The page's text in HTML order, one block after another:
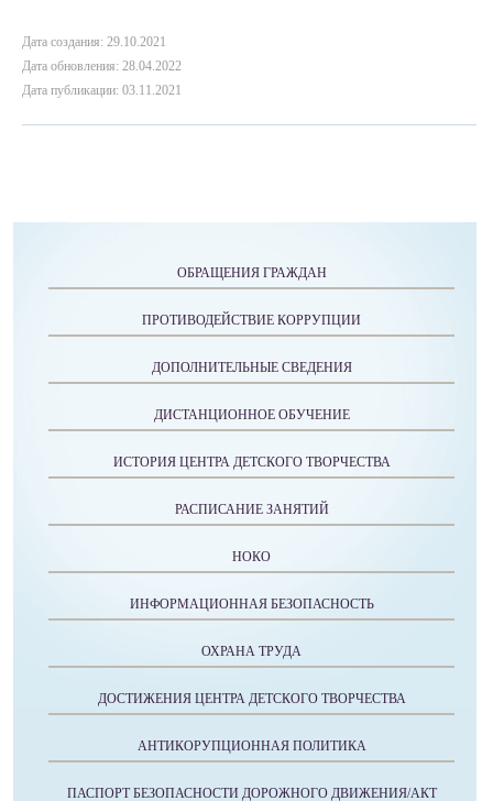
Дата создания: 29.10.2021
Дата обновления: 28.04.2022
Дата публикации: 03.11.2021
ОБРАЩЕНИЯ ГРАЖДАН
ПРОТИВОДЕЙСТВИЕ КОРРУПЦИИ
ДОПОЛНИТЕЛЬНЫЕ СВЕДЕНИЯ
ДИСТАНЦИОННОЕ ОБУЧЕНИЕ
ИСТОРИЯ ЦЕНТРА ДЕТСКОГО ТВОРЧЕСТВА
РАСПИСАНИЕ ЗАНЯТИЙ
НОКО
ИНФОРМАЦИОННАЯ БЕЗОПАСНОСТЬ
ОХРАНА ТРУДА
ДОСТИЖЕНИЯ ЦЕНТРА ДЕТСКОГО ТВОРЧЕСТВА
АНТИКОРУПЦИОННАЯ ПОЛИТИКА
ПАСПОРТ БЕЗОПАСНОСТИ ДОРОЖНОГО ДВИЖЕНИЯ/АКТ